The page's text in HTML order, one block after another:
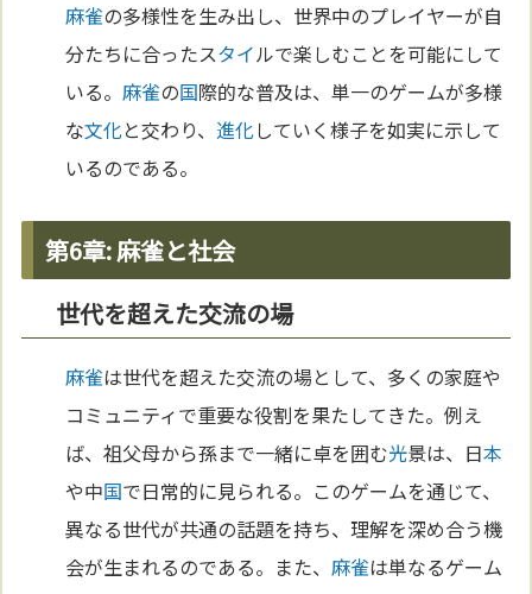
麻雀の多様性を生み出し、世界中のプレイヤーが自
分たちに合ったスタイルで楽しむことを可能にして
いる。麻雀の国際的な普及は、単一のゲームが多様
な文化と交わり、進化していく様子を如実に示して
いるのである。
第6章: 麻雀と社会
世代を超えた交流の場
麻雀は世代を超えた交流の場として、多くの家庭や
コミュニティで重要な役割を果たしてきた。例え
ば、祖父母から孫まで一緒に卓を囲む光景は、日本
や中国で日常的に見られる。このゲームを通じて、
異なる世代が共通の話題を持ち、理解を深め合う機
会が生まれるのである。また、麻雀は単なるゲーム